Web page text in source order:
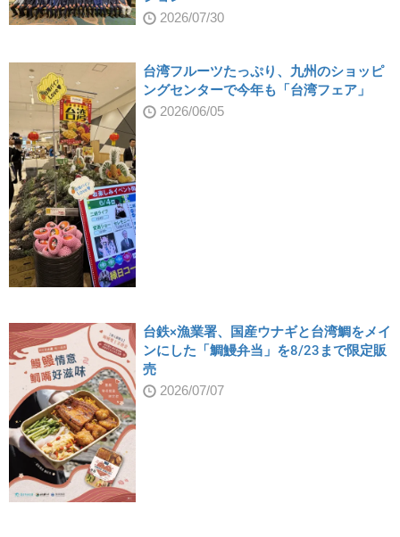
2026/07/30
台湾フルーツたっぷり、九州のショッピ
ングセンターで今年も「台湾フェア」
2026/06/05
台鉄×漁業署、国産ウナギと台湾鯛をメイ
ンにした「鯛鰻弁当」を8/23まで限定販
売
2026/07/07